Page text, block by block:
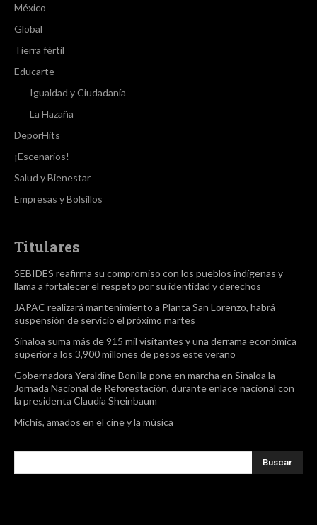
México
Global
Tierra fértil
Educarte
Igualdad y Ciudadanía
La Hazaña
DeporHits
¡Escenarios!
Salud y Bienestar
Empresas y Bolsillos
Titulares
SEBIDES reafirma su compromiso con los pueblos indígenas y
llama a fortalecer el respeto por su identidad y derechos
JAPAC realizará mantenimiento a Planta San Lorenzo, habrá
suspensión de servicio el próximo martes
Sinaloa suma más de 915 mil visitantes y una derrama económica
superior a los 3,900 millones de pesos este verano
Gobernadora Yeraldine Bonilla pone en marcha en Sinaloa la
Jornada Nacional de Reforestación, durante enlace nacional con
la presidenta Claudia Sheinbaum
Michis, amados en el cine y la música
Buscar